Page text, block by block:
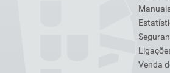
Venda